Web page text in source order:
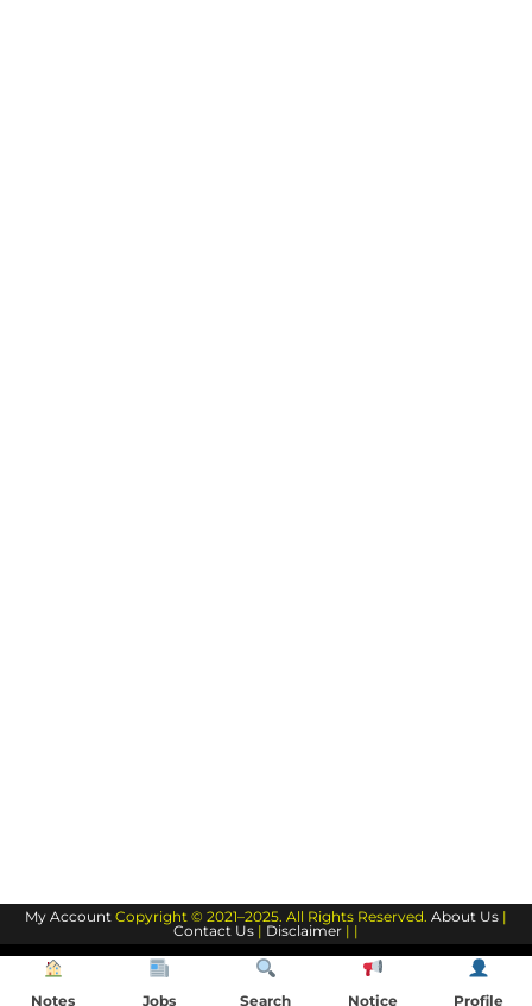
My Account Copyright © 2021–2025. All Rights Reserved. About Us |
Contact Us | Disclaimer | |
Notes Jobs Search Notice Profile